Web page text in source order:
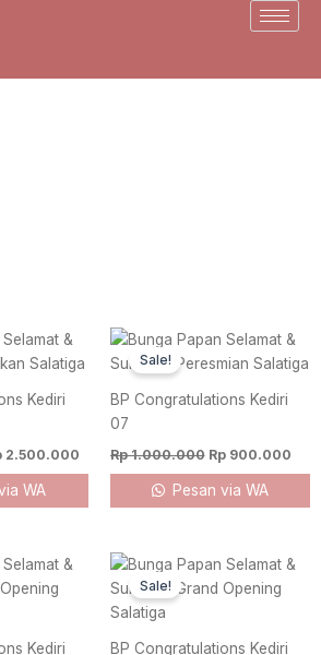
Kediri
2.500.000
Current
is:
WA
Sale!
BP Congratulations Kediri
07
Rp1.000.000
Original
was:
Rp900.000
is:
Pesan via WA
Kediri
Current
is:
Rp 750.000.
Sale!
BP Congratulations Kediri
Original
price
was:
is: